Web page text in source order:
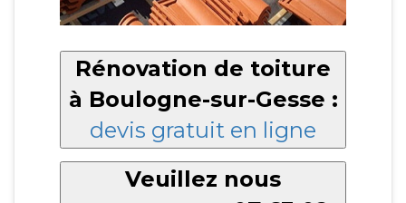
Rénovation de toiture
à Boulogne-sur-Gesse :
devis gratuit en ligne
Veuillez nous